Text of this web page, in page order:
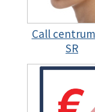
Call
SR